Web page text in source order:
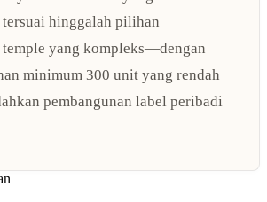
hinggalah pilihan
temple yang kompleks—dengan
minimum 300 unit yang rendah
pembangunan label peribadi